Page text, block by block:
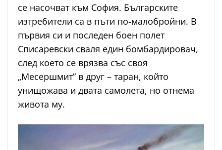
се насочват към София. Българските
изтребители са в пъти по-малобройни. В
първия си и последен боен полет
Списаревски сваля един бомбардировач,
след което се врязва със своя
„Месершмит” в друг – таран, който
унищожава и двата самолета, но отнема
живота му.